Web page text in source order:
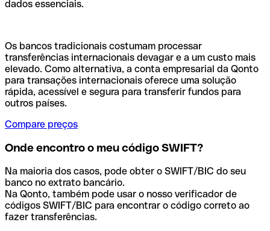
dados essenciais.
Os bancos tradicionais costumam processar
transferências internacionais devagar e a um custo mais
elevado. Como alternativa, a conta empresarial da Qonto
para transações internacionais oferece uma solução
rápida, acessível e segura para transferir fundos para
outros países.
Compare preços
Onde encontro o meu código SWIFT?
Na maioria dos casos, pode obter o SWIFT/BIC do seu
banco no extrato bancário.
Na Qonto, também pode usar o nosso verificador de
códigos SWIFT/BIC para encontrar o código correto ao
fazer transferências.